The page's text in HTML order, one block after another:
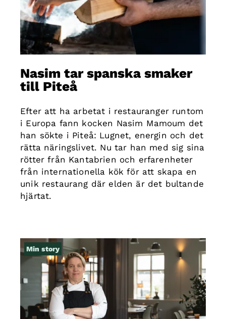
Nasim tar spanska smaker
till Piteå
Efter att ha arbetat i restauranger runtom
i Europa fann kocken Nasim Mamoum det
han sökte i Piteå: Lugnet, energin och det
rätta näringslivet. Nu tar han med sig sina
rötter från Kantabrien och erfarenheter
från internationella kök för att skapa en
unik restaurang där elden är det bultande
hjärtat.
Min story